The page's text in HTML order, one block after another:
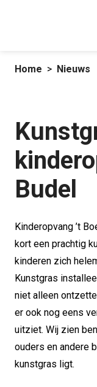
Home Nieuws
Budel
Kinderopvang ’t
kort een prachtig
kinderen zich
Kunstgras
niet alleen
er ook nog eens
uitziet. Wij zien
ouders en andere
kunstgras ligt.